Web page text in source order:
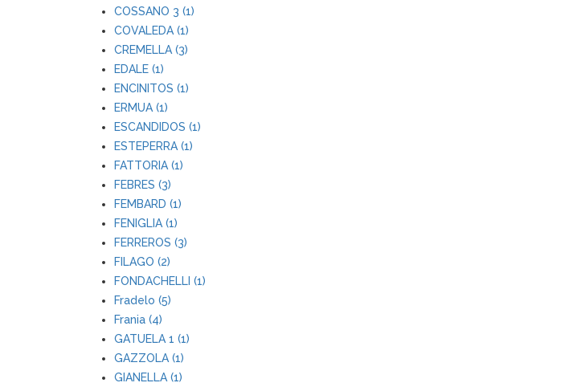
COSSANO 3 (1)
COVALEDA (1)
CREMELLA (3)
EDALE (1)
ENCINITOS (1)
ERMUA (1)
ESCANDIDOS (1)
ESTEPERRA (1)
FATTORIA (1)
FEBRES (3)
FEMBARD (1)
FENIGLIA (1)
FERREROS (3)
FILAGO (2)
FONDACHELLI (1)
Fradelo (5)
Frania (4)
GATUELA 1 (1)
GAZZOLA (1)
GIANELLA (1)